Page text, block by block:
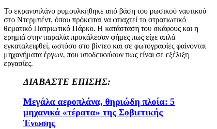
Το εκρανοπλάνο ρυμουλκήθηκε από βάση του ρωσικού ναυτικού
στο Ντερμπέντ, όπου πρόκειται να φτιαχτεί το στρατιωτικό
θεματικό Πατριωτικό Πάρκο. Η κατάσταση του σκάφους και η
ερημιά στην παραλία προκάλεσαν φήμες πως είχε απλά
εγκαταλειφθεί, ωστόσο στο βίντεο και σε φωτογραφίες φαίνονται
μηχανήματα έργων, που υποδεικνύουν πως είναι σε εξέλιξη
εργασίες.
ΔΙΑΒΑΣΤΕ ΕΠΙΣΗΣ:
Μεγάλα αεροπλάνα, θηριώδη πλοία: 5
μηχανικά «τέρατα» της Σοβιετικής
Ένωσης